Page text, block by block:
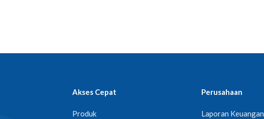
Akses Cepat
Produk
Perusahaan
Laporan Keuangan